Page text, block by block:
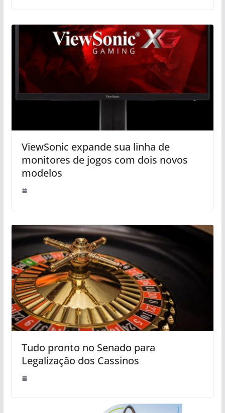
ViewSonic expande sua linha de
monitores de jogos com dois novos
modelos
Tudo pronto no Senado para
Legalização dos Cassinos